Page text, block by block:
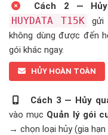
Cách 2 —
HUYDATA T15K gửi
không dùng được đến
gói khác ngay.
HỦY HOÀN TOÀN
Cách 3 — Hủy
vào mục Quản lý gói
→ chọn loại hủy (gia